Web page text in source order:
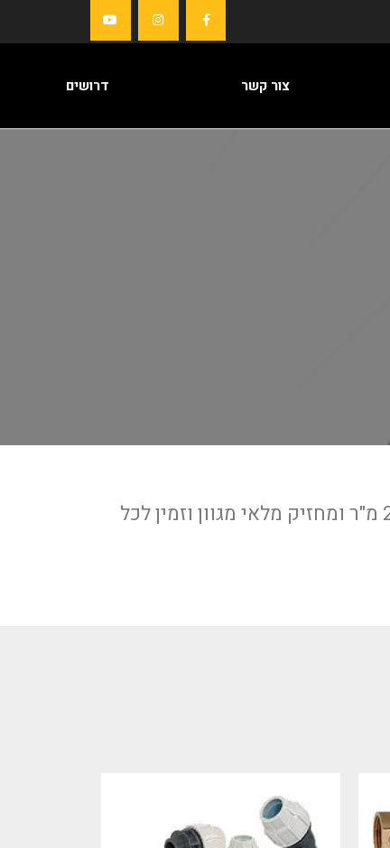
צור קשר דרושים
מחסן הצנרת/תשתיות של החברה הינו מהגדולים באיזור המשתרע על שטח של כ – 2000 מ"ר ומחזיק מלאי מגוון וזמין לכל